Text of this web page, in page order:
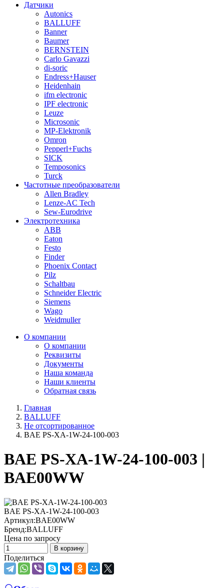
Датчики
Autonics
BALLUFF
Banner
Baumer
BERNSTEIN
Carlo Gavazzi
di-soric
Endress+Hauser
Heidenhain
ifm electronic
IPF electronic
Leuze
Microsonic
MP-Elektronik
Omron
Pepperl+Fuchs
SICK
Temposonics
Turck
Частотные преобразователи
Allen Bradley
Lenze-AC Tech
Sew-Eurodrive
Электротехника
ABB
Eaton
Festo
Finder
Phoenix Contact
Pilz
Schaltbau
Schneider Electric
Siemens
Wago
Weidmuller
О компании
О компании
Реквизиты
Документы
Наша команда
Наши клиенты
Обратная связь
Главная
BALLUFF
Не отсортированное
BAE PS-XA-1W-24-100-003
BAE PS-XA-1W-24-100-003 |
BAE00WW
BAE PS-XA-1W-24-100-003
Артикул:BAE00WW
Бренд:BALLUFF
Цена по запросу
В корзину
Поделиться